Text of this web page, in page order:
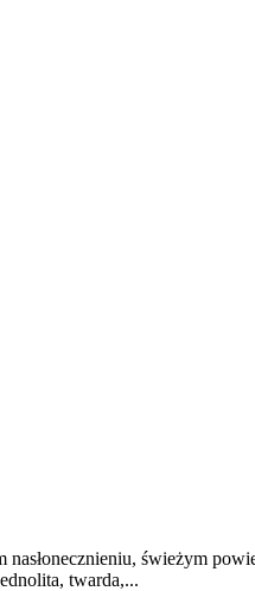
świeżym
twarda,...